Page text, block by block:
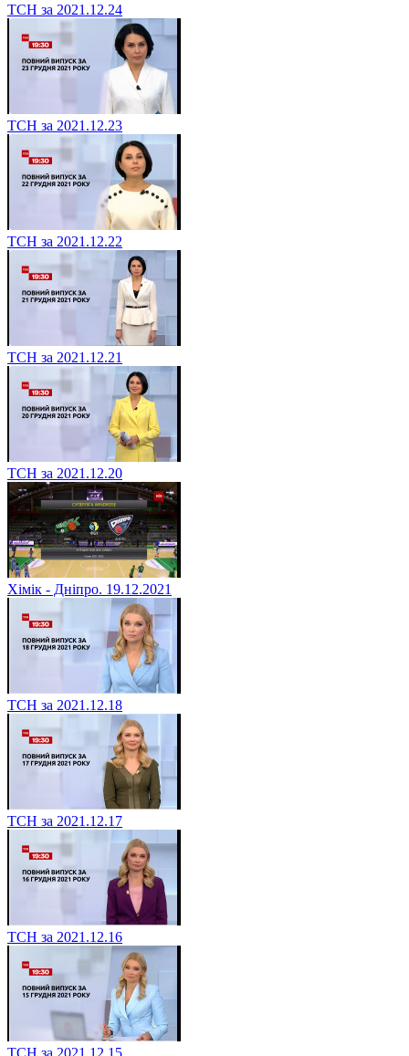
ТСН за 2021.12.24
ТСН за 2021.12.23
ТСН за 2021.12.22
ТСН за 2021.12.21
ТСН за 2021.12.20
Хімік - Дніпро. 19.12.2021
ТСН за 2021.12.18
ТСН за 2021.12.17
ТСН за 2021.12.16
ТСН за 2021.12.15